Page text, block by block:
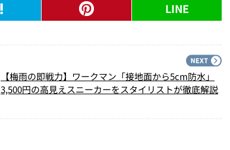
LINE
【梅雨の即戦力】ワークマン「接地面から5cm防水」
3,500円の高見えスニーカーをスタイリストが徹底解説